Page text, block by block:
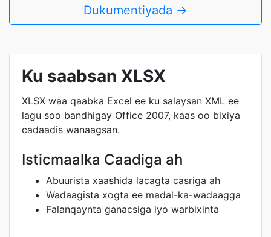
Dukumentiyada →
Ku saabsan XLSX
XLSX waa qaabka Excel ee ku salaysan XML ee
lagu soo bandhigay Office 2007, kaas oo bixiya
cadaadis wanaagsan.
Isticmaalka Caadiga ah
Abuurista xaashida lacagta casriga ah
Wadaagista xogta ee madal-ka-wadaagga
Falanqaynta ganacsiga iyo warbixinta